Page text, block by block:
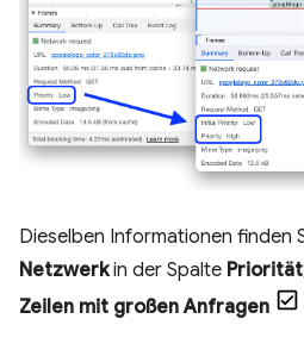
Dieselben Informationen finden
Netzwerkin der Spalte Priorität
Zeilen mit großen Anfragen